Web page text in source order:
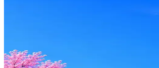
Стратегия поиска с AI: рынки,
AI-адаптация отклика под